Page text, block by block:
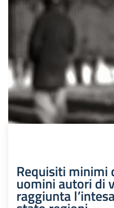
Requisiti minimi
uomini autori di
raggiunta